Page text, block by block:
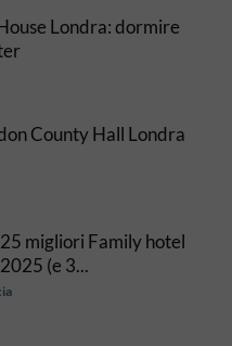
Londra: dormire
County Hall Londra
migliori Family hotel
(e 3...